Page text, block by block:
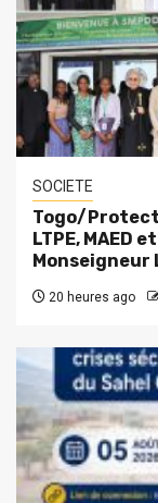
SOCIETE
Togo/
LTPE, MAED
Monseigneur
20 heures ago